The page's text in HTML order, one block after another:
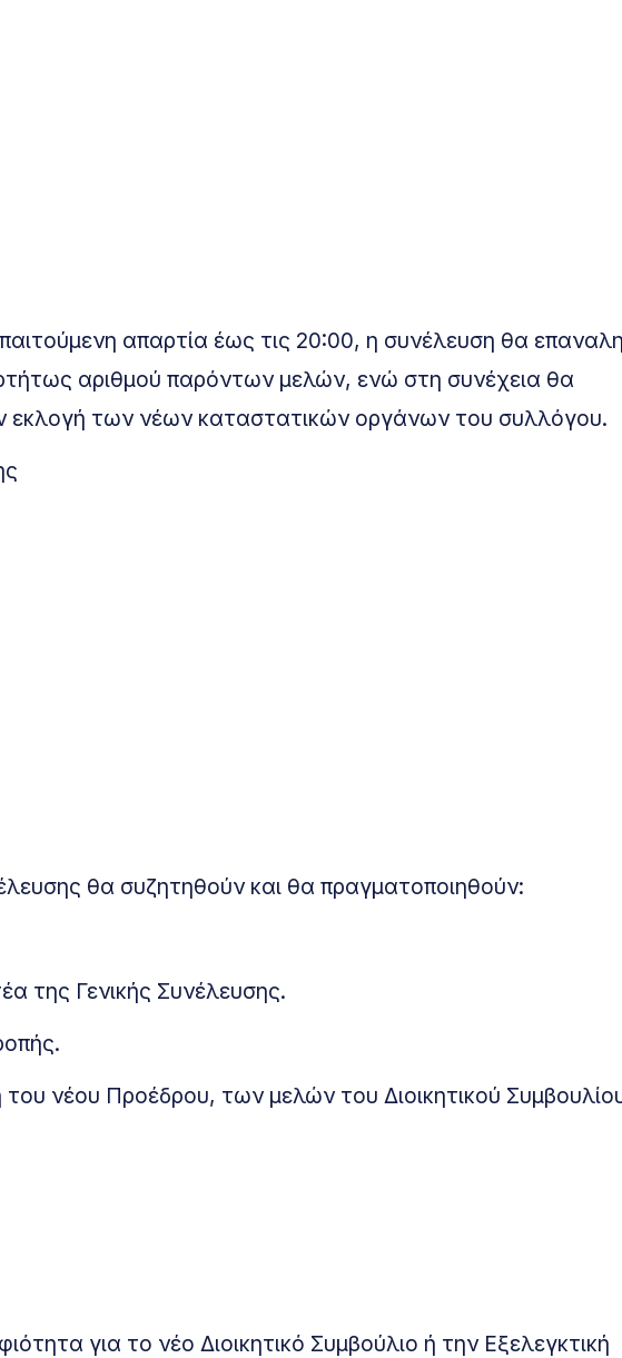
απαρτία έως τις 20:00, η συνέλευση θα
αριθμού παρόντων μελών, ενώ στη συνέχεια θα
εκλογή των νέων καταστατικών οργάνων του συλλόγου.
θα συζητηθούν και θα πραγματοποιηθούν:
της Γενικής Συνέλευσης.
του νέου Προέδρου, των μελών του Διοικητικού
για το νέο Διοικητικό Συμβούλιο ή την Εξελεγκτική